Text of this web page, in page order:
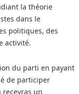
la théorie
dans le
politiques, des
activité.
du parti en payant
de participer
un